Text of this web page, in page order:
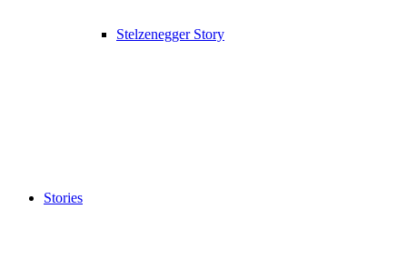
Stelzenegger Story
Stories